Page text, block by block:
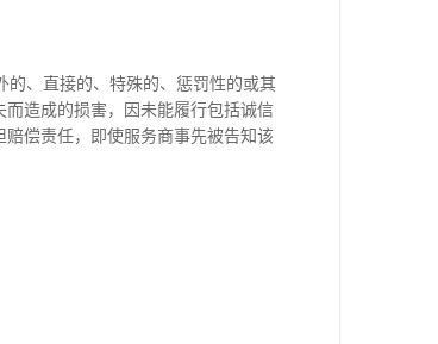
的、直接的、特殊的、惩罚性的或其
造成的损害，因未能履行包括诚信
偿责任，即使服务商事先被告知该